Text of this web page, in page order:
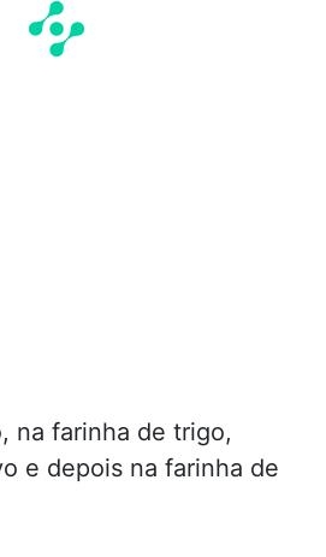
na farinha de trigo,
e depois na farinha de